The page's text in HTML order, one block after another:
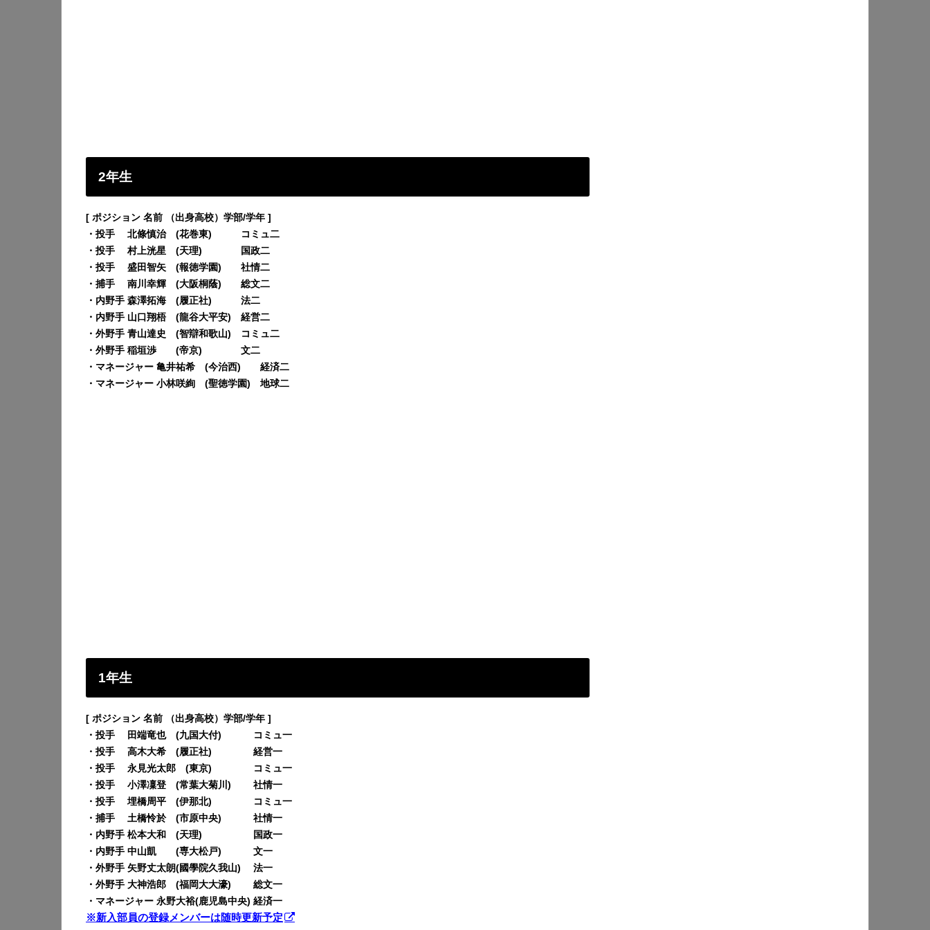
2年生
[ ポジション 名前 （出身高校）学部/学年 ]
・投手 北條慎治 (花巻東) コミュ二
・投手 村上洸星 (天理) 国政二
・投手 盛田智矢 (報徳学園) 社情二
・捕手 南川幸輝 (大阪桐蔭) 総文二
・内野手 森澤拓海 (履正社) 法二
・内野手 山口翔梧 (龍谷大平安) 経営二
・外野手 青山達史 (智辯和歌山) コミュ二
・外野手 稲垣渉 (帝京) 文二
・マネージャー 亀井祐希 (今治西) 経済二
・マネージャー 小林咲絢 (聖徳学園) 地球二
1年生
[ ポジション 名前 （出身高校）学部/学年 ]
・投手 田端竜也 (九国大付) コミュ一
・投手 高木大希 (履正社) 経営一
・投手 永見光太郎 (東京) コミュ一
・投手 小澤凜登 (常葉大菊川) 社情一
・投手 埋橋周平 (伊那北) コミュ一
・捕手 土橋怜於 (市原中央) 社情一
・内野手 松本大和 (天理) 国政一
・内野手 中山凱 (専大松戸) 文一
・外野手 矢野丈太朗(國學院久我山) 法一
・外野手 大神浩郎 (福岡大大濠) 総文一
・マネージャー 永野大裕(鹿児島中央) 経済一
※新入部員の登録メンバーは随時更新予定